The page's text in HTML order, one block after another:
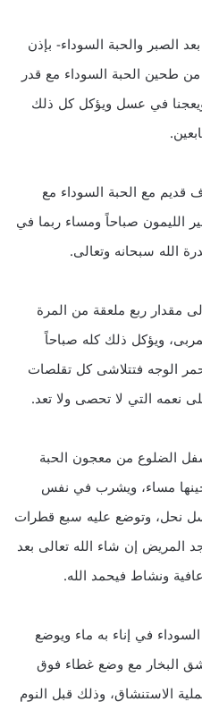
الصبر والحبة السوداء- بإذن
من طحين الحبة السوداء مع قدر
في عسل ويؤكل كل ذلك
قديم مع الحبة السوداء مع
صباحاً ومساء ربما في
الله سبحانه وتعالى.
مقدار ربع ملعقة من المرة
ويؤكل ذلك كله صباحاً
الوجه فتتلاشى كل تقلصات
نعمه التي لا تحصى ولا تعد.
الضلوع من معجون الحبة
مساء، ويشرب في نفس
نحل، وتوضع عليه سبع قطرات
المريض إن شاء الله تعالى بعد
ونشاط فيحمد الله.
في إناء به ماء ويوضع
البخار مع وضع غطاء فوق
الاستنشاق، وذلك قبل النوم